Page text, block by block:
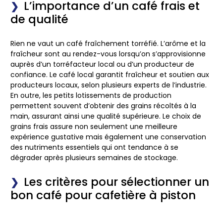
L’importance d’un café frais et
de qualité
Rien ne vaut un café fraîchement torréfié. L’arôme et la
fraîcheur sont au rendez-vous lorsqu’on s’approvisionne
auprès d’un torréfacteur local ou d’un producteur de
confiance. Le café local garantit fraîcheur et soutien aux
producteurs locaux, selon plusieurs experts de l’industrie.
En outre, les petits lotissements de production
permettent souvent d’obtenir des grains récoltés à la
main, assurant ainsi une qualité supérieure. Le choix de
grains frais assure non seulement une meilleure
expérience gustative mais également une conservation
des nutriments essentiels qui ont tendance à se
dégrader après plusieurs semaines de stockage.
Les critères pour sélectionner un
bon café pour cafetière à piston